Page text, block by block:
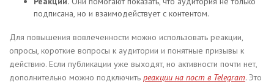
подписана, но и взаимодействует с контентом.
Для повышения вовлеченности можно использовать реакции,
опросы, короткие вопросы к аудитории и понятные призывы к
действию. Если публикации уже выходят, но активности почти нет,
дополнительно можно подключить реакции на пост в Telegram. Это